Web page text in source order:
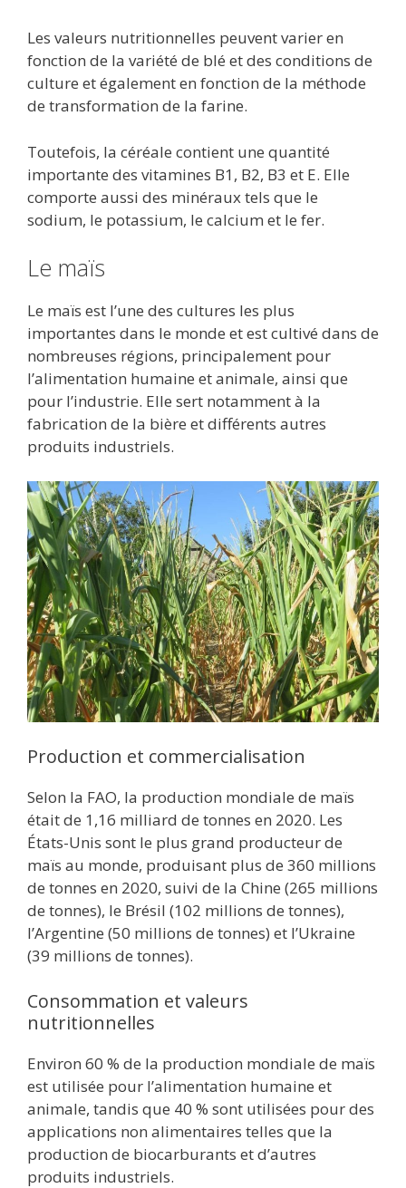
Les valeurs nutritionnelles peuvent varier en
fonction de la variété de blé et des conditions de
culture et également en fonction de la méthode
de transformation de la farine.
Toutefois, la céréale contient une quantité
importante des vitamines B1, B2, B3 et E. Elle
comporte aussi des minéraux tels que le
sodium, le potassium, le calcium et le fer.
Le maïs
Le maïs est l’une des cultures les plus
importantes dans le monde et est cultivé dans de
nombreuses régions, principalement pour
l’alimentation humaine et animale, ainsi que
pour l’industrie. Elle sert notamment à la
fabrication de la bière et différents autres
produits industriels.
Production et commercialisation
Selon la FAO, la production mondiale de maïs
était de 1,16 milliard de tonnes en 2020. Les
États-Unis sont le plus grand producteur de
maïs au monde, produisant plus de 360 millions
de tonnes en 2020, suivi de la Chine (265 millions
de tonnes), le Brésil (102 millions de tonnes),
l’Argentine (50 millions de tonnes) et l’Ukraine
(39 millions de tonnes).
Consommation et valeurs
nutritionnelles
Environ 60 % de la production mondiale de maïs
est utilisée pour l’alimentation humaine et
animale, tandis que 40 % sont utilisées pour des
applications non alimentaires telles que la
production de biocarburants et d’autres
produits industriels.